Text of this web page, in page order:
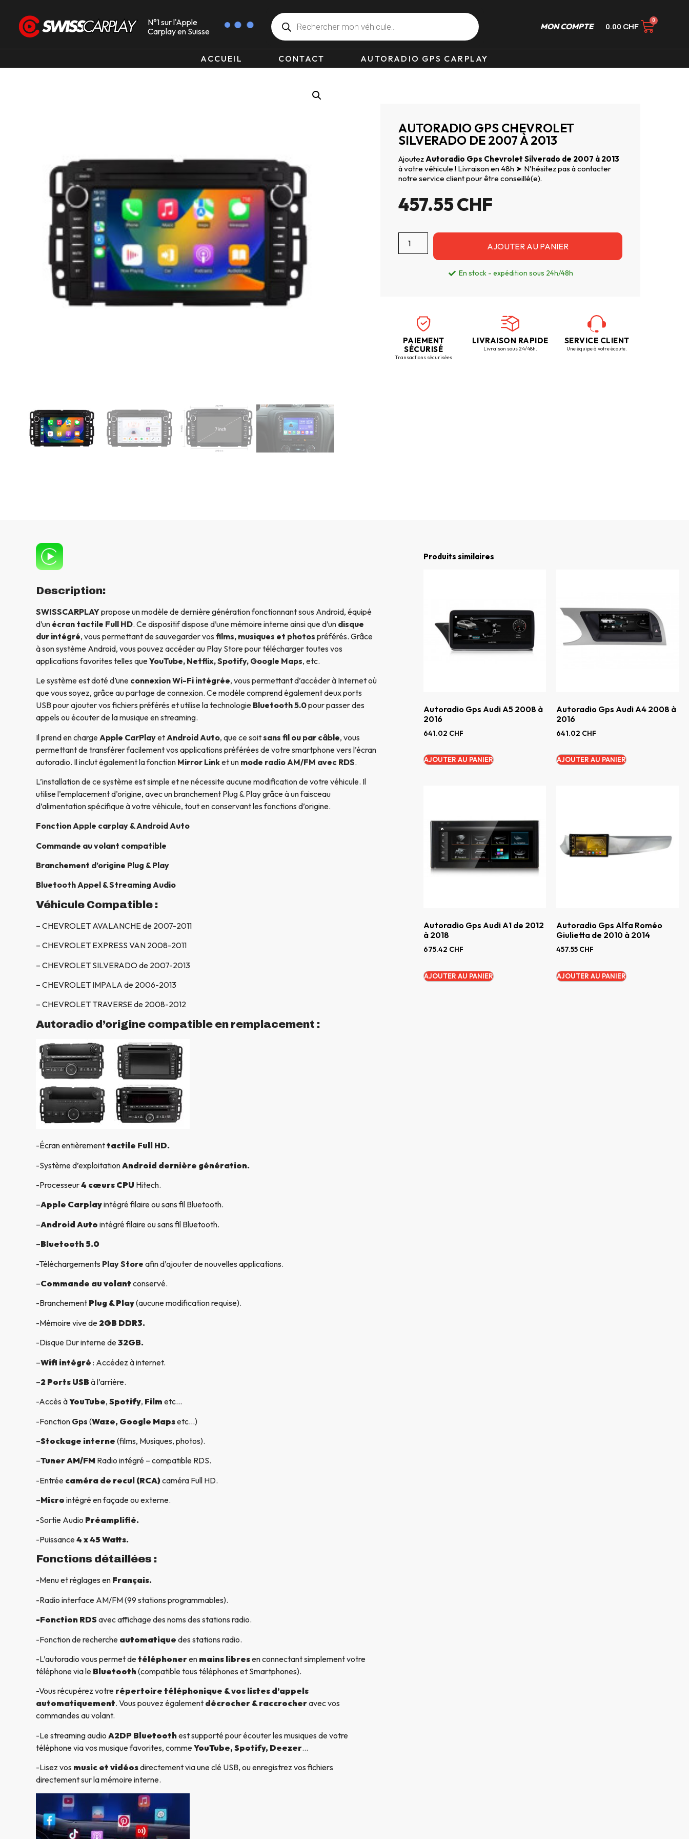
N°1 sur l'Apple
Carplay en Suisse
MON COMPTE 0.00 CHF
ACCUEIL CONTACT AUTORADIO GPS CARPLAY
AUTORADIO GPS CHEVROLET
SILVERADO DE 2007 À 2013
AjoutezAutoradio Gps Chevrolet Silverado de 2007 à 2013
à votre véhicule ! Livraison en 48h ➤ N'hésitez pas à contacter
notre service client pour être conseillé(e).
457.55CHF
AJOUTER AU PANIER
En stock - expédition sous 24h/48h
PAIEMENT
SÉCURISÉ
Transactions sécurisées
LIVRAISON RAPIDE
Livraison sous 24/48h.
SERVICE CLIENT
Une équipe à votre écoute.
Description:
SWISSCARPLAYpropose un modèle de dernière génération fonctionnant sous Android, équipé
d’un écran tactile Full HD. Ce dispositif dispose d’une mémoire interne ainsi que d’un disque
dur intégré, vous permettant de sauvegarder vos films, musiques et photos préférés. Grâce
à son système Android, vous pouvez accéder au Play Store pour télécharger toutes vos
applications favorites telles queYouTube, Netflix, Spotify, Google Maps, etc.
Le système est doté d’une connexion Wi-Fi intégrée, vous permettant d’accéder à Internet où
que vous soyez, grâce au partage de connexion. Ce modèle comprend également deux ports
USB pour ajouter vos fichiers préférés et utilise la technologie Bluetooth 5.0pour passer des
appels ou écouter de la musique en streaming.
Il prend en charge Apple CarPlayet Android Auto, que ce soitsans fil ou par câble, vous
permettant de transférer facilement vos applications préférées de votre smartphone vers l’écran
autoradio. Il inclut également la fonction Mirror Linket un mode radio AM/FM avec RDS.
L’installation de ce système est simple et ne nécessite aucune modification de votre véhicule. Il
utilise l’emplacement d’origine, avec un branchement Plug & Play grâce à un faisceau
d’alimentation spécifique à votre véhicule, tout en conservant les fonctions d’origine.
Fonction Apple carplay & Android Auto
Commande au volant compatible
Branchement d’origine Plug & Play
Bluetooth Appel & Streaming Audio
Véhicule Compatible :
– CHEVROLET AVALANCHE de 2007-2011
– CHEVROLET EXPRESS VAN 2008-2011
– CHEVROLET SILVERADO de 2007-2013
– CHEVROLET IMPALA de 2006-2013
– CHEVROLET TRAVERSE de 2008-2012
Autoradio d’origine compatible en remplacement :
-Écran entièrementtactile Full HD.
-Système d’exploitationAndroid dernière génération.
-Processeur4 cœurs CPU Hitech.
–Apple Carplayintégré filaire ou sans fil Bluetooth.
–Android Auto intégré filaire ou sans fil Bluetooth.
–Bluetooth 5.0
-Téléchargements Play Store afin d’ajouter de nouvelles applications.
–Commande au volant conservé.
-Branchement Plug & Play(aucune modification requise).
-Mémoire vive de 2GB DDR3.
-Disque Dur interne de32GB.
–Wifi intégré : Accédez à internet.
–2 Ports USBà l’arrière.
-Accès àYouTube, Spotify, Film etc…
-Fonction Gps (Waze, Google Mapsetc…)
–Stockage interne (films, Musiques, photos).
–Tuner AM/FM Radio intégré – compatible RDS.
-Entrée caméra de recul (RCA)caméra Full HD.
–Micro intégré en façade ou externe.
-Sortie Audio Préamplifié.
-Puissance4 x 45 Watts.
Fonctions détaillées :
-Menu et réglages en Français.
-Radio interface AM/FM (99 stations programmables).
-Fonction RDSavec affichage des noms des stations radio.
-Fonction de recherche automatique des stations radio.
-L’autoradio vous permet detéléphoneren mains libresen connectant simplement votre
téléphone via le Bluetooth(compatible tous téléphones et Smartphones).
-Vous récupérez votre répertoire téléphonique & vos listes d’appels
automatiquement. Vous pouvez également décrocher & raccrocheravec vos
commandes au volant.
-Le streaming audio A2DP Bluetoothest supporté pour écouter les musiques de votre
téléphone via vos musique favorites, commeYouTube, Spotify, Deezer…
-Lisez vos music et vidéosdirectement via une clé USB, ou enregistrez vos fichiers
directement sur la mémoire interne.
Produits similaires
Autoradio Gps Audi A5 2008 à
2016
641.02 CHF
AJOUTER AU PANIER
Autoradio Gps Audi A4 2008 à
2016
641.02 CHF
AJOUTER AU PANIER
Autoradio Gps Audi A1 de 2012
à 2018
675.42 CHF
AJOUTER AU PANIER
Autoradio Gps Alfa Roméo
Giulietta de 2010 à 2014
457.55 CHF
AJOUTER AU PANIER